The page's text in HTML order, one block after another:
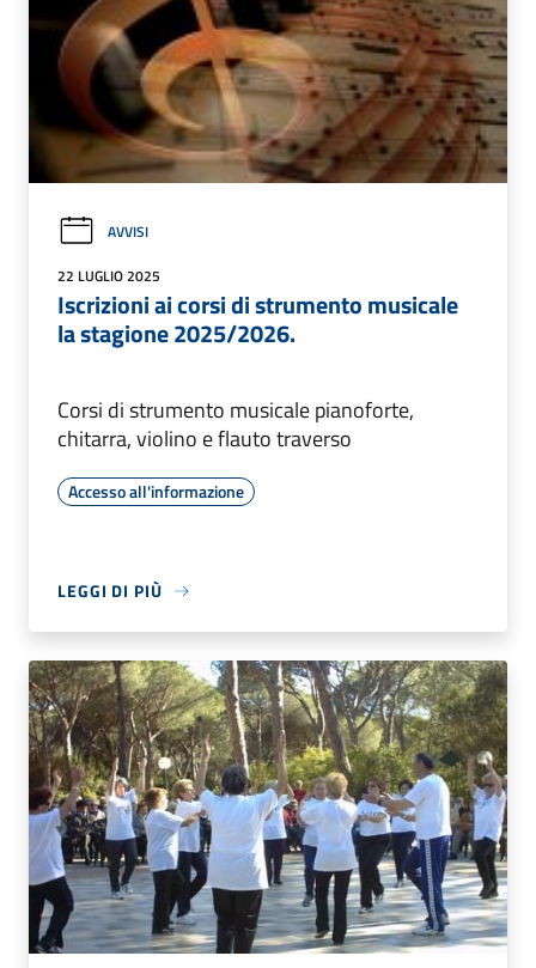
AVVISI
22 LUGLIO 2025
Iscrizioni ai corsi di strumento musicale
la stagione 2025/2026.
Corsi di strumento musicale pianoforte,
chitarra, violino e flauto traverso
Accesso all'informazione
LEGGI DI PIÙ